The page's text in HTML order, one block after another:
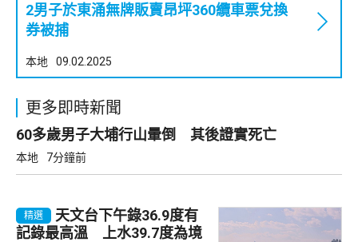
2男子於東涌無牌販賣昂坪360纜車票兌換
券被捕
本地 09.02.2025
更多即時新聞
60多歲男子大埔行山暈倒 其後證實死亡
本地 7分鐘前
精選
天文台下午錄36.9度有
記錄最高溫 上水39.7度為境